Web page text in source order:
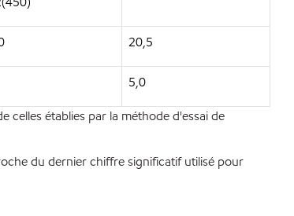
20,5
5,0
celles établies par la méthode d'essai de
du dernier chiffre significatif utilisé pour